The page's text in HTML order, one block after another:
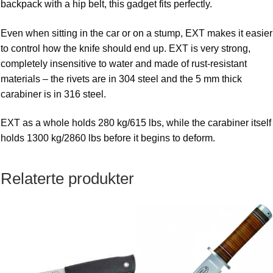
backpack with a hip belt, this gadget fits perfectly.
Even when sitting in the car or on a stump, EXT makes it easier
to control how the knife should end up. EXT is very strong,
completely insensitive to water and made of rust-resistant
materials – the rivets are in 304 steel and the 5 mm thick
carabiner is in 316 steel.
EXT as a whole holds 280 kg/615 lbs, while the carabiner itself
holds 1300 kg/2860 lbs before it begins to deform.
Relaterte produkter